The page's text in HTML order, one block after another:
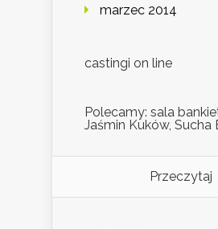
marzec 2014
castingi on line
Polecamy: sala
Jaśmin Kuków, Sucha
Przeczytaj